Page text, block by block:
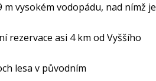
vysokém vodopádu, nad nímž je
rezervace asi 4 km od Vyššího
lesa v původním